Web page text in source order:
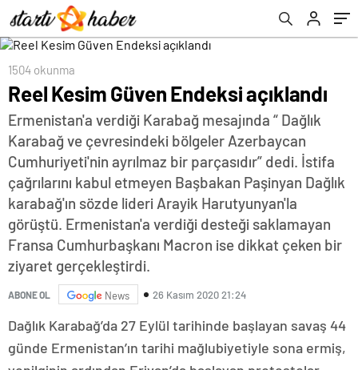
1504 okunma
Reel Kesim Güven Endeksi açıklandı
Ermenistan'a verdiği Karabağ mesajında “ Dağlık
Karabağ ve çevresindeki bölgeler Azerbaycan
Cumhuriyeti'nin ayrılmaz bir parçasıdır” dedi. İstifa
çağrılarını kabul etmeyen Başbakan Paşinyan Dağlık
karabağ'ın sözde lideri Arayik Harutyunyan'la
görüştü. Ermenistan'a verdiği desteği saklamayan
Fransa Cumhurbaşkanı Macron ise dikkat çeken bir
ziyaret gerçekleştirdi.
ABONE OL News 26 Kasım 2020 21:24
Dağlık Karabağ’da 27 Eylül tarihinde başlayan savaş 44
günde Ermenistan’ın tarihi mağlubiyetiyle sona ermiş,